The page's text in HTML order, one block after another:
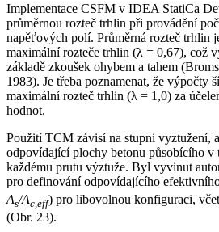
Implementace CSFM v IDEA StatiCa
průměrnou rozteč trhlin při provádění
napěťových polí. Průměrná rozteč trhlin
maximální rozteče trhlin (λ = 0,67), což
základě zkoušek ohybem a tahem
1983). Je třeba poznamenat, že výpočty
maximální rozteč trhlin (λ = 1,0) za
hodnot.
Použití TCM závisí na stupni vyztužení,
odpovídající plochy betonu působícího v
každému prutu výztuže. Byl vyvinut
pro definování odpovídajícího
As/Ac,eff) pro libovolnou konfiguraci,
(Obr. 23).